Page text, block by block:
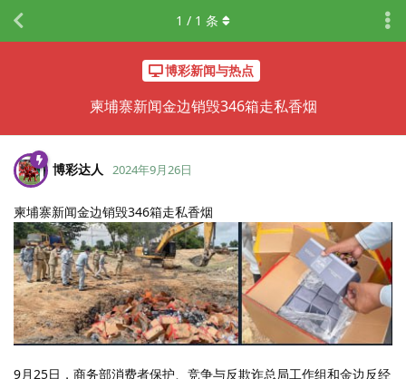
博彩新闻与热点
柬埔寨新闻金边销毁346箱走私香烟
1 / 1 条
博彩达人 2024年9月26日
柬埔寨新闻金边销毁346箱走私香烟
9月25日，商务部消费者保护、竞争与反欺诈总局工作组和金边反经